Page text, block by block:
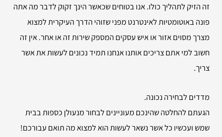
זה הזיק לתהליך כולו. אנו בטוחים שכאשר הינך זקוק לדבר מה אתה
פונה באוטומטיות לאינטרנט מפני שזוהי הדרך העיקרית למצוא
מצרך מסוים אזור או איש עסקים המספק שירות זה או אחר. אין זה
חשוב למי אתם צריכים אותנו אנחנו תמיד נכונים לעשות את אשר
צריך.
מדדים לבחירה נכונה.
הגעתם להחלטה שהינכם מעוניינים לבחור מנעולן כספות בבית
שמש ועכשיו כל אשר נשאר לעשות הוא למצוא מה תואם עבורכם!